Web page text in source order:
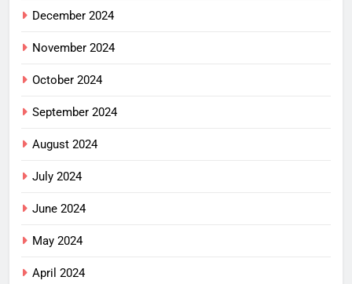
December 2024
November 2024
October 2024
September 2024
August 2024
July 2024
June 2024
May 2024
April 2024